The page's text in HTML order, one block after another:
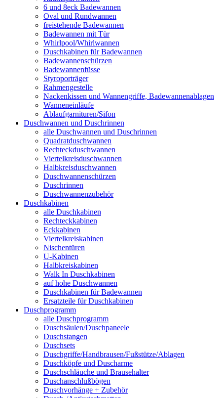
6 und 8eck Badewannen
Oval und Rundwannen
freistehende Badewannen
Badewannen mit Tür
Whirlpool/Whirlwannen
Duschkabinen für Badewannen
Badewannenschürzen
Badewannenfüsse
Styroporträger
Rahmengestelle
Nackenkissen und Wannengriffe, Badewannenablagen
Wanneneinläufe
Ablaufgarnituren/Sifon
Duschwannen und Duschrinnen
alle Duschwannen und Duschrinnen
Quadratduschwannen
Rechteckduschwannen
Viertelkreisduschwannen
Halbkreisduschwannen
Duschwannenschürzen
Duschrinnen
Duschwannenzubehör
Duschkabinen
alle Duschkabinen
Rechteckkabinen
Eckkabinen
Viertelkreiskabinen
Nischentüren
U-Kabinen
Halbkreiskabinen
Walk In Duschkabinen
auf hohe Duschwannen
Duschkabinen für Badewannen
Ersatzteile für Duschkabinen
Duschprogramm
alle Duschprogramm
Duschsäulen/Duschpaneele
Duschstangen
Duschsets
Duschgriffe/Handbrausen/Fußstütze/Ablagen
Duschköpfe und Duscharme
Duschschläuche und Brausehalter
Duschanschlußbögen
Duschvorhänge + Zubehör